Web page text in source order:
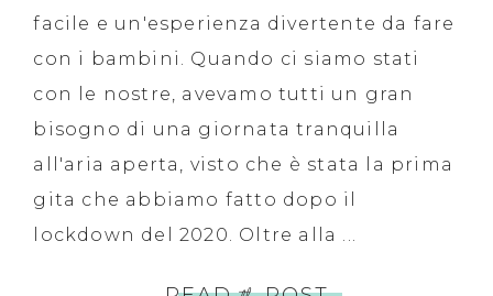
facile e un'esperienza divertente da fare
con i bambini. Quando ci siamo stati
con le nostre, avevamo tutti un gran
bisogno di una giornata tranquilla
all'aria aperta, visto che è stata la prima
gita che abbiamo fatto dopo il
lockdown del 2020. Oltre alla ...